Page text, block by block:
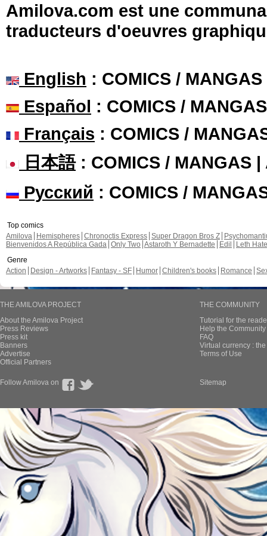
Amilova.com est une
traducteurs d'oeuvres
English : COMICS /
Español : COMICS /
Français : COMICS /
日本語: COMICS / MANGAS |
Русский : COMICS /
Top comics
Amilova
Hemispheres Chronoctis Express Super Dragon Bros Z
Bienvenidos A República Gada Only Two Astaroth Y Bernadette Edil
Leth Hate
Genre
Action
Design - Artworks Fantasy - SF Humor Children's books Romance
THE AMILOVA PROJECT
About the Amilova Project
Press Reviews
Press kit
Banners
Advertise
Official Partners
THE COMMUNITY
Tutorial for the
Help the
FAQ
Virtual currency :
Terms of Use
Follow Amilova on Sitemap